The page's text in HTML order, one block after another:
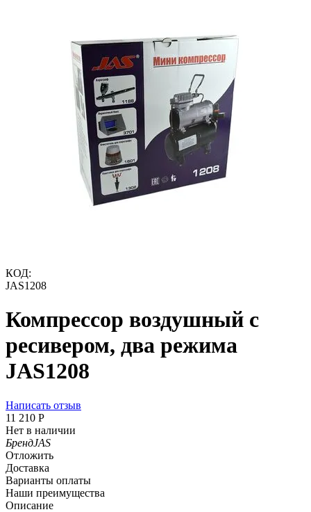
КОД:
JAS1208
Компрессор воздушный с
ресивером, два режима
JAS1208
Написать отзыв
11 210 Р
Нет в наличии
БрендJAS
Отложить
Доставка
Варианты оплаты
Наши преимущества
Описание